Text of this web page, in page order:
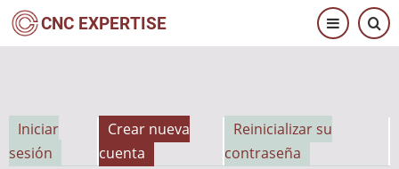
Pasar
CNC EXPERTISE
Solapas
Iniciar
sesión
Crear nueva
cuenta
Reinicializar su
contraseña